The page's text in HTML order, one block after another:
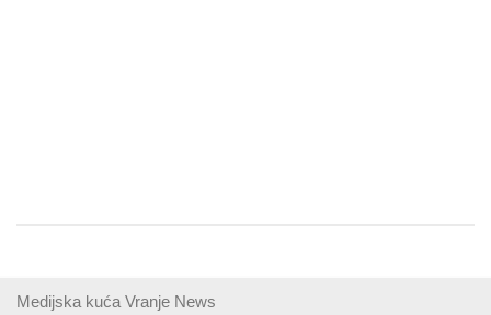
Medijska kuća Vranje News